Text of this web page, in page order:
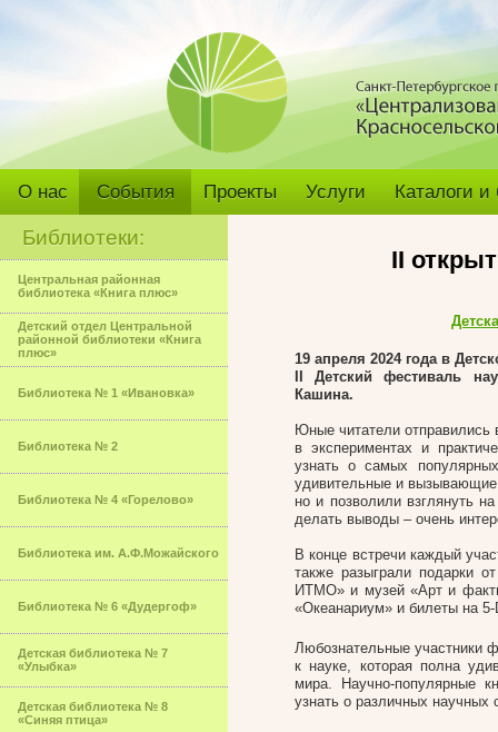
О нас События Проекты Услуги Каталоги
Библиотеки:
Центральная районная
библиотека «Книга плюс»
Детский отдел Центральной
районной библиотеки «Книга
плюс»
Библиотека № 1 «Ивановка»
Библиотека № 2
Библиотека № 4 «Горелово»
Библиотека им. А.Ф.Можайского
Библиотека № 6 «Дудергоф»
Детская библиотека № 7
«Улыбка»
Детская библиотека № 8
«Синяя птица»
II
19 апреля 2024 года в
II Детский фестиваль
Кашина.
Юные читатели отправились
в экспериментах и
узнать о самых
удивительные и вызывающие
но и позволили взглянуть
делать выводы – очень
В конце встречи каждый
также разыграли подарки
ИТМО» и музей «Арт и
«Океанариум» и билеты на
Любознательные участники
к науке, которая полна
мира. Научно-популярные
узнать о различных научных